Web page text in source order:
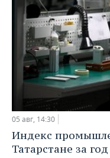
05 авг, 14:30
Индекс
Татарстане за